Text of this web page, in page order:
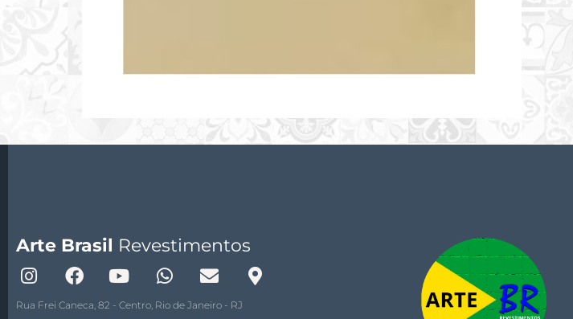
Arte Brasil Revestimentos
Rua Frei Caneca, 82 - Centro, Rio de Janeiro - RJ